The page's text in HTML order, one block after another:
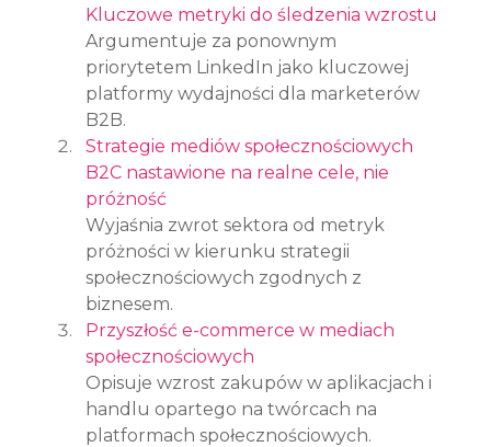
Kluczowe metryki do śledzenia wzrostu
Argumentuje za ponownym
priorytetem LinkedIn jako kluczowej
platformy wydajności dla marketerów
B2B.
Strategie mediów społecznościowych
B2C nastawione na realne cele, nie
próżność
Wyjaśnia zwrot sektora od metryk
próżności w kierunku strategii
społecznościowych zgodnych z
biznesem.
Przyszłość e-commerce w mediach
społecznościowych
Opisuje wzrost zakupów w aplikacjach i
handlu opartego na twórcach na
platformach społecznościowych.